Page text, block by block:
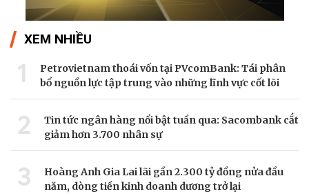
XEM NHIỀU
1
Petrovietnam thoái vốn tại PVcomBank: Tái phân
bổ nguồn lực tập trung vào những lĩnh vực cốt lõi
2
Tin tức ngân hàng nổi bật tuần qua: Sacombank cắt
giảm hơn 3.700 nhân sự
3
Hoàng Anh Gia Lai lãi gần 2.300 tỷ đồng nửa đầu
năm, dòng tiền kinh doanh dương trở lại